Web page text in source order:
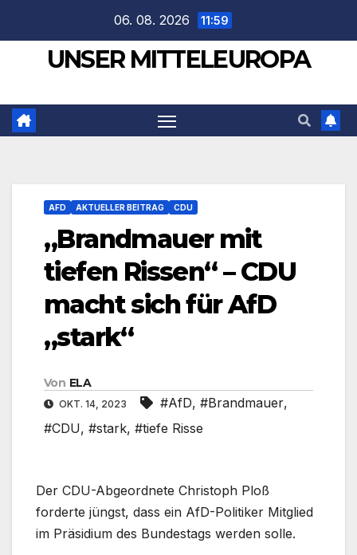
springen
06. 08. 2026 11:59
UNSER MITTELEUROPA
AFD AKTUELLER BEITRAG CDU
„Brandmauer mit
tiefen Rissen“ – CDU
macht sich für AfD
„stark“
Von ELA
OKT. 14, 2023 #AfD, #Brandmauer,
#CDU, #stark, #tiefe Risse
Der CDU-Abgeordnete Christoph Ploß
forderte jüngst, dass ein AfD-Politiker Mitglied
im Präsidium des Bundestags werden solle.